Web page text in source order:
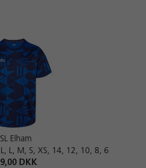
Elham
L, M, S, XS, 14, 12, 10, 8, 6
DKK